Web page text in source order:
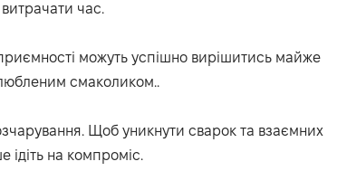
час.
можуть успішно вирішитись майже
смаколиком..
Щоб уникнути сварок та взаємних
ідіть на компроміс.